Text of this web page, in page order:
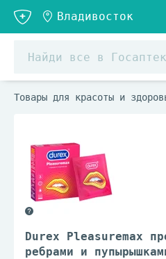
Товары для красоты и
Durex Pleasuremax
ребрами и